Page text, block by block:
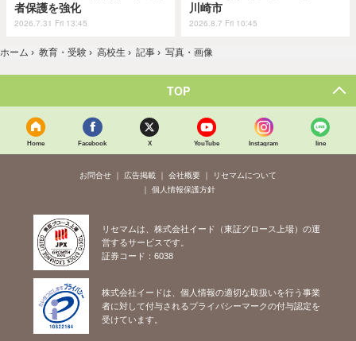
者保護を強化
2026.7.31 Fri 13:45
川崎市
2026.8.7 Fri 10:45
ホーム › 教育・受験 › 高校生 › 記事 › 写真・画像
TOP
Home Facebook X YouTube Instagram line
お問合せ 広告掲載 会社概要
リセマムについて
個人情報保護方針
リセマムは、株式会社イード（東証グロース上場）の運
営するサービスです。
証券コード：6038
株式会社イードは、個人情報の適切な取扱いを行う事業
者に対して付与されるプライバシーマークの付与認定を
受けています。